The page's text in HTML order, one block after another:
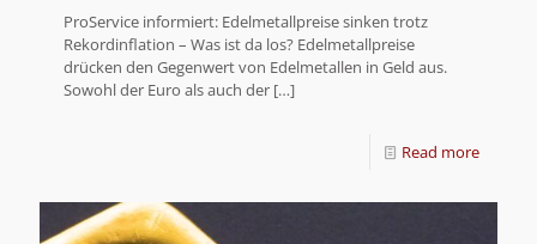
ProService informiert: Edelmetallpreise sinken trotz
Rekordinflation – Was ist da los? Edelmetallpreise
drücken den Gegenwert von Edelmetallen in Geld aus.
Sowohl der Euro als auch der […]
Read more